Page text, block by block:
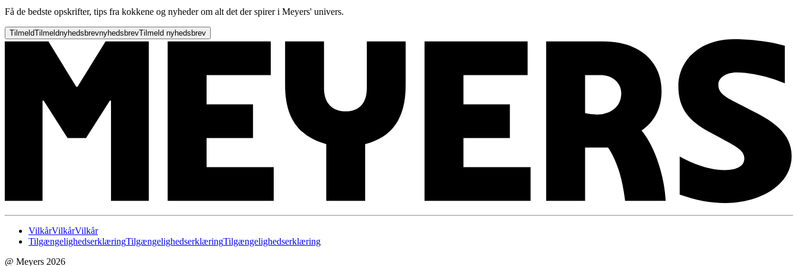
Få de bedste opskrifter, tips fra kokkene og nyheder om alt det der spirer i Meyers' univers.
TilmeldTilmeldnyhedsbrevnyhedsbrevTilmeld nyhedsbrev
VilkårVilkårVilkår
TilgængelighedserklæringTilgængelighedserklæringTilgængelighedserklæring
@ Meyers 2026